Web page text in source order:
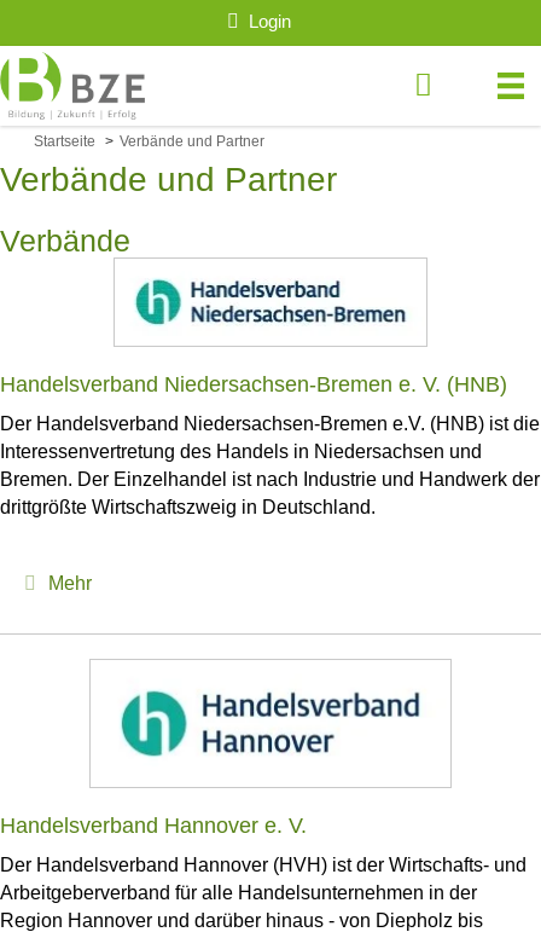
Login
Startseite > Verbände und Partner
Verbände und Partner
Verbände
Handelsverband Niedersachsen-Bremen e. V. (HNB)
Der Handelsverband Niedersachsen-Bremen e.V. (HNB) ist die
Interessenvertretung des Handels in Niedersachsen und
Bremen. Der Einzelhandel ist nach Industrie und Handwerk der
drittgrößte Wirtschaftszweig in Deutschland.
Expand
Mehr
Handelsverband Hannover e. V.
Der Handelsverband Hannover (HVH) ist der Wirtschafts- und
Arbeitgeberverband für alle Handelsunternehmen in der
Region Hannover und darüber hinaus - von Diepholz bis